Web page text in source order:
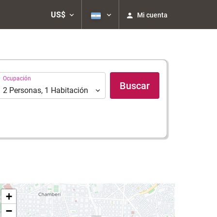
US$ Mi cuenta
Ocupación
2 Personas, 1 Habitación Buscar
+
−